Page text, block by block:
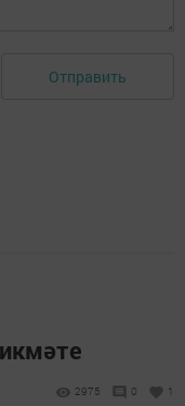
Отправить
2975 0 1